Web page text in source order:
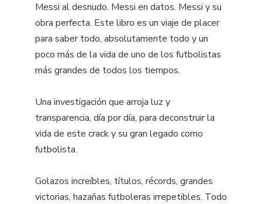
Messi al desnudo. Messi en datos. Messi y su
obra perfecta. Este libro es un viaje de placer
para saber todo, absolutamente todo y un
poco más de la vida de uno de los futbolistas
más grandes de todos los tiempos.
Una investigación que arroja luz y
transparencia, día por día, para deconstruir la
vida de este crack y su gran legado como
futbolista.
Golazos increíbles, títulos, récords, grandes
victorias, hazañas futboleras irrepetibles. Todo